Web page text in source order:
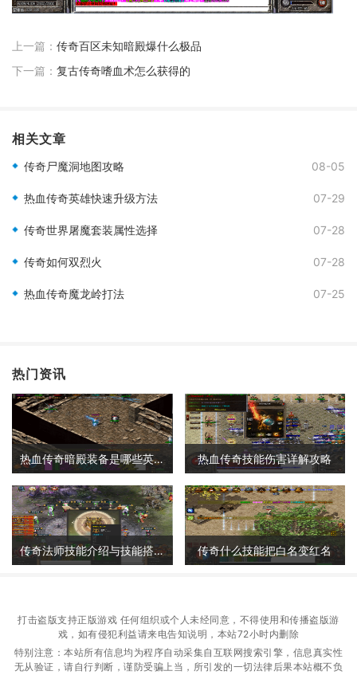
上一篇： 传奇百区未知暗殿爆什么极品
下一篇： 复古传奇嗜血术怎么获得的
相关文章
传奇尸魔洞地图攻略 08-05
热血传奇英雄快速升级方法 07-29
传奇世界屠魔套装属性选择 07-28
传奇如何双烈火 07-28
热血传奇魔龙岭打法 07-25
热门资讯
热血传奇暗殿装备是哪些英雄的 热血传奇技能伤害详解攻略
传奇法师技能介绍与技能搭配详解 传奇什么技能把白名变红名
打击盗版支持正版游戏 任何组织或个人未经同意，不得使用和传播盗版游
戏，如有侵犯利益请来电告知说明，本站72小时内删除
特别注意：本站所有信息均为程序自动采集自互联网搜索引擎，信息真实性
无从验证，请自行判断，谨防受骗上当，所引发的一切法律后果本站概不负